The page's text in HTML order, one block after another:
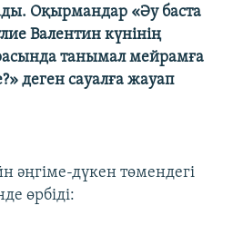
Оқырмандар «Әу баста
Валентин күнінің
танымал мейрамға
деген сауалға жауап
әңгіме-дүкен төмендегі
өрбіді: